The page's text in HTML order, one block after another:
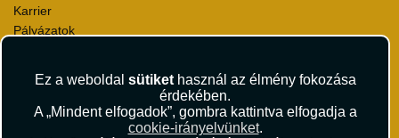
Ez a weboldal sütikethasznál az élmény fokozása
érdekében.
A „Mindent elfogadok”, gombra kattintva elfogadja a
cookie-irányelvünket.
Karrier
Pályázatok
Utazási Csomag Szerződési Feltételek
Útlemondás-biztosítás Szerződési Feltételek